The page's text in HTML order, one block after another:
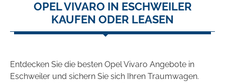
OPEL VIVARO IN ESCHWEILER
KAUFEN ODER LEASEN
Entdecken Sie die besten Opel Vivaro Angebote in
Eschweiler und sichern Sie sich Ihren Traumwagen.